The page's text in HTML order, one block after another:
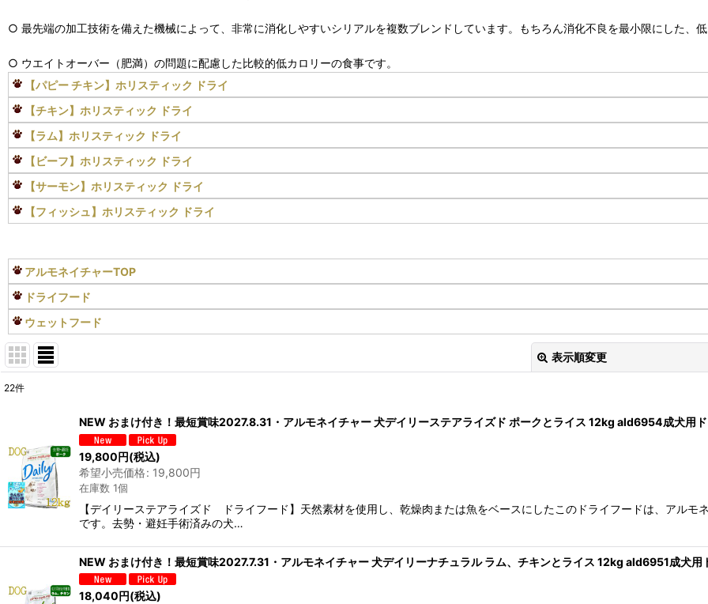
○ 最先端の加工技術を備えた機械によって、非常に消化しやすいシリアルを複数ブレンドしています。もちろん消化不良を最小限にした、低
○ ウエイトオーバー（肥満）の問題に配慮した比較的低カロリーの食事です。
【パピー チキン】ホリスティック ドライ
【チキン】ホリスティック ドライ
【ラム】ホリスティック ドライ
【ビーフ】ホリスティック ドライ
【サーモン】ホリスティック ドライ
【フィッシュ】ホリスティック ドライ
アルモネイチャーTOP
ドライフード
ウェットフード
表示順変更
並び順:
絞り込む
22件
NEW おまけ付き！最短賞味2027.8.31・アルモネイチャー 犬デイリーステアライズド ポークとライス 12kg ald6954成犬用
19,800円(税込)
希望小売価格: 19,800円
在庫数 1個
【デイリーステアライズド ドライフード】天然素材を使用し、乾燥肉または魚をベースにしたこのドライフードは、アル
です。去勢・避妊手術済みの犬…
NEW おまけ付き！最短賞味2027.7.31・アルモネイチャー 犬デイリーナチュラル ラム、チキンとライス 12kg ald6951成犬用
18,040円(税込)